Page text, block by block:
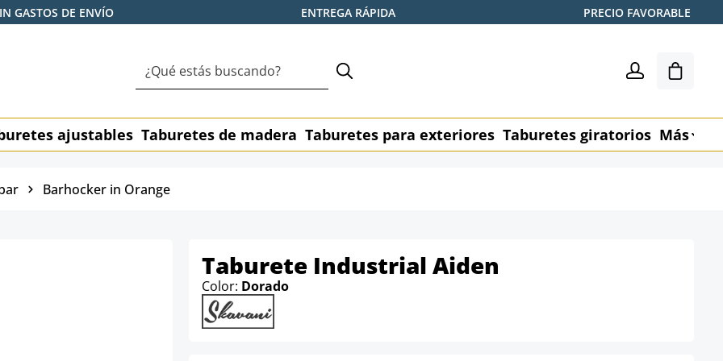
GASTOS DE ENVÍO ENTREGA RÁPIDA PRECIO FAVORABLE
El
ajustables Taburetes de madera Taburetes para exteriores Taburetes giratorios Más
Barhocker in Orange
Taburete Industrial Aiden
Color: Dorado